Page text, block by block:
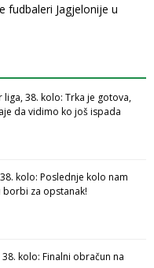
fudbaleri Jagjelonije u
liga, 38. kolo: Trka je gotova,
da vidimo ko još ispada
kolo: Poslednje kolo nam
za opstanak!
kolo: Finalni obračun na